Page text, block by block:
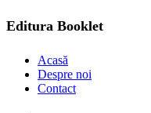
Editura Booklet
Acasă
Despre noi
Contact